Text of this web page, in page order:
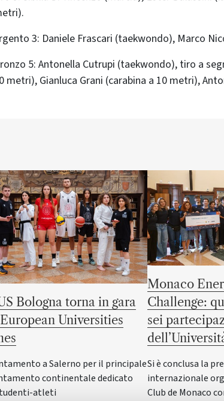
3: Daniele Frascari (taekwondo), Marco
5: Antonella Cutrupi (taekwondo), tiro a
metri), Gianluca Grani (carabina a 10 metri),
Bologna torna in gara
Universities
a Salerno per il principale
continentale dedicato
atleti
Monaco
Challenge:
sei
Si è conclusa la
internazionale
Club de Monaco